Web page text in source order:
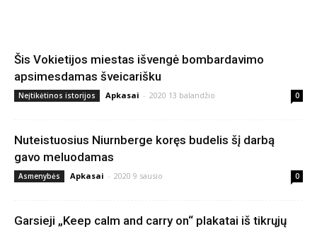
Šis Vokietijos miestas išvengė bombardavimo
apsimesdamas šveicarišku
Neįtikėtinos istorijos Apkasai - 2020 13 balandžio 0
Nuteistuosius Niurnberge koręs budelis šį darbą
gavo meluodamas
Asmenybės Apkasai - 2020 9 sausio 0
Garsieji „Keep calm and carry on“ plakatai iš tikrųjų